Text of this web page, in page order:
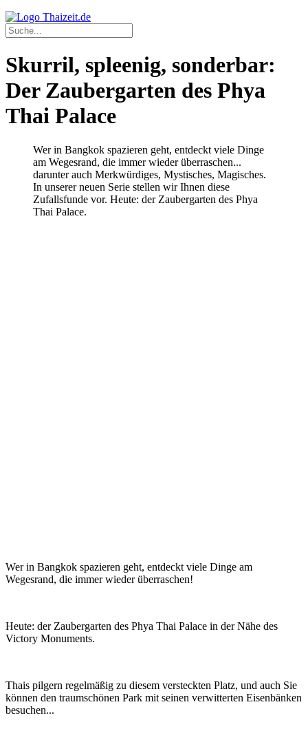
Skurril, spleenig, sonderbar:
Der Zaubergarten des Phya
Thai Palace
Wer in Bangkok spazieren geht, entdeckt viele Dinge
am Wegesrand, die immer wieder überraschen...
darunter auch Merkwürdiges, Mystisches, Magisches.
In unserer neuen Serie stellen wir Ihnen diese
Zufallsfunde vor. Heute: der Zaubergarten des Phya
Thai Palace.
Wer in Bangkok spazieren geht, entdeckt viele Dinge am
Wegesrand, die immer wieder überraschen!
Heute: der Zaubergarten des Phya Thai Palace in der Nähe des
Victory Monuments.
Thais pilgern regelmäßig zu diesem versteckten Platz, und auch Sie
können den traumschönen Park mit seinen verwitterten Eisenbänken
besuchen...